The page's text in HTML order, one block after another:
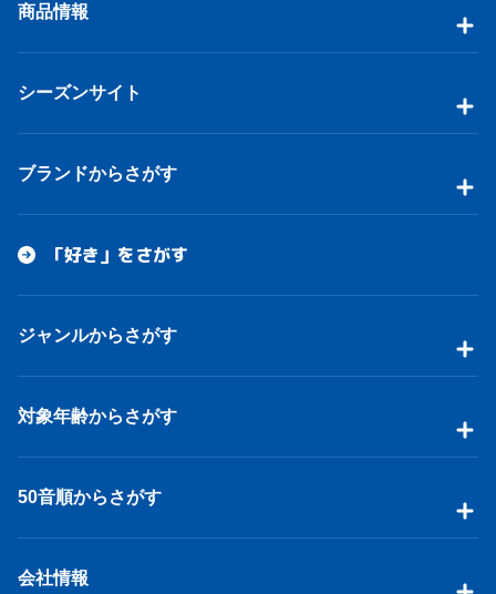
商品情報
シーズンサイト
ブランドからさがす
「好き」をさがす
ジャンルからさがす
対象年齢からさがす
50音順からさがす
会社情報